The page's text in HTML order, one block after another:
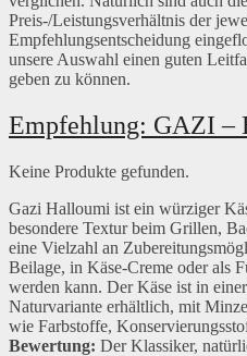
Preis-/Leistungsverhältnis der
Empfehlungsentscheidung
unsere Auswahl einen guten
geben zu können.
Empfehlung: GAZI –
Keine Produkte gefunden.
Gazi Halloumi ist ein würziger
besondere Textur beim Grillen,
eine Vielzahl an
Beilage, in Käse-Creme oder als
werden kann. Der Käse ist in
Naturvariante erhältlich, mit
wie Farbstoffe,
Bewertung: Der Klassiker,